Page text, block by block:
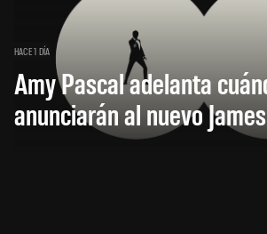
HACE 1 DÍA
Amy Pascal adelanta
anunciarán al nuevo